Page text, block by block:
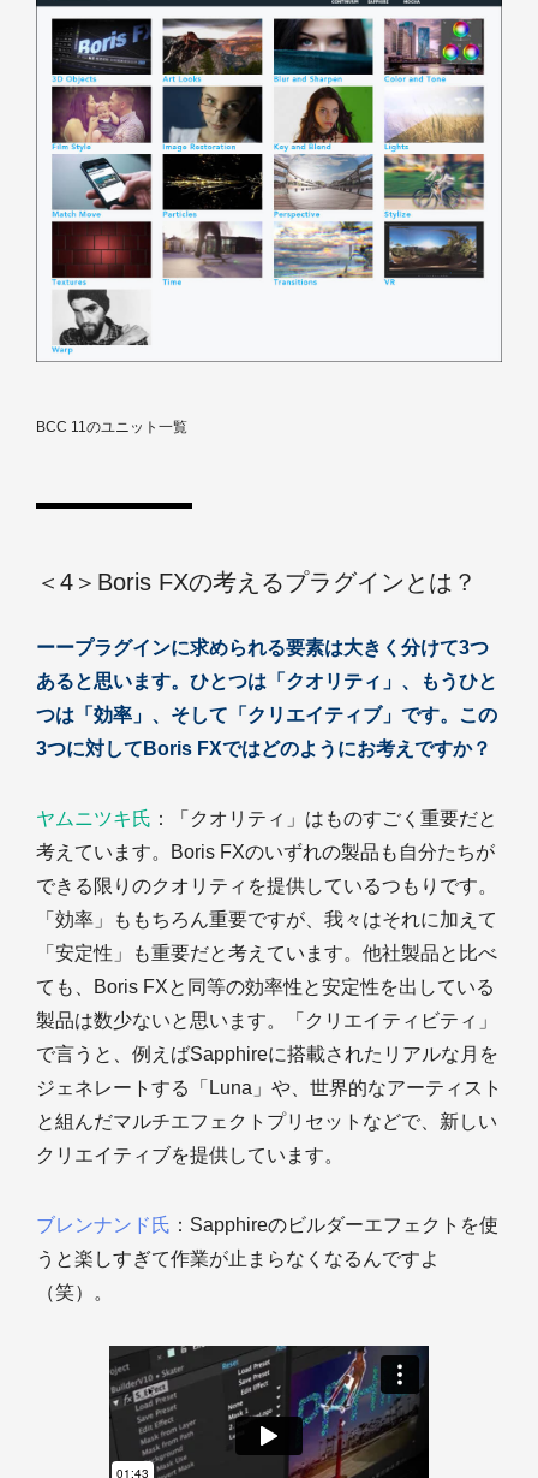
BCC 11のユニット一覧
＜4＞Boris FXの考えるプラグインとは？
ーープラグインに求められる要素は大きく分けて3つ
あると思います。ひとつは「クオリティ」、もうひと
つは「効率」、そして「クリエイティブ」です。この
3つに対してBoris FXではどのようにお考えですか？
ヤムニツキ氏 ：「クオリティ」はものすごく重要だと
考えています。Boris FXのいずれの製品も自分たちが
できる限りのクオリティを提供しているつもりです。
「効率」ももちろん重要ですが、我々はそれに加えて
「安定性」も重要だと考えています。他社製品と比べ
ても、Boris FXと同等の効率性と安定性を出している
製品は数少ないと思います。「クリエイティビティ」
で言うと、例えばSapphireに搭載されたリアルな月を
ジェネレートする「Luna」や、世界的なアーティスト
と組んだマルチエフェクトプリセットなどで、新しい
クリエイティブを提供しています。
ブレンナンド氏 ：Sapphireのビルダーエフェクトを使
うと楽しすぎて作業が止まらなくなるんですよ
（笑）。